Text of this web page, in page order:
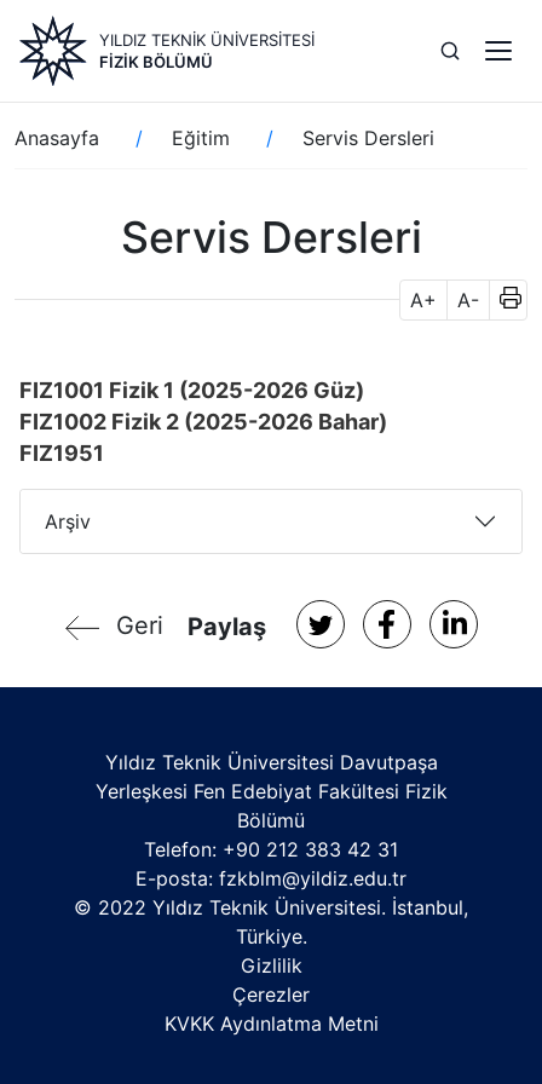
içeriğe
atla
YILDIZ TEKNİK ÜNİVERSİTESİ
FIZIK BÖLÜMÜ
Sayfa
yolu
Anasayfa Eğitim Servis Dersleri
Servis Dersleri
A+ A-
FIZ1001 Fizik 1 (2025-2026 Güz)
FIZ1002 Fizik 2 (2025-2026 Bahar)
FIZ1951
Arşiv
Geri Paylaş
Yıldız Teknik Üniversitesi Davutpaşa
Yerleşkesi Fen Edebiyat Fakültesi Fizik
Bölümü
Telefon: +90 212 383 42 31
E-posta: fzkblm@yildiz.edu.tr
© 2022 Yıldız Teknik Üniversitesi. İstanbul,
Türkiye.
Gizlilik
Çerezler
KVKK Aydınlatma Metni